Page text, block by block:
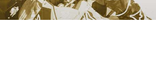
EVENTI & NEWS